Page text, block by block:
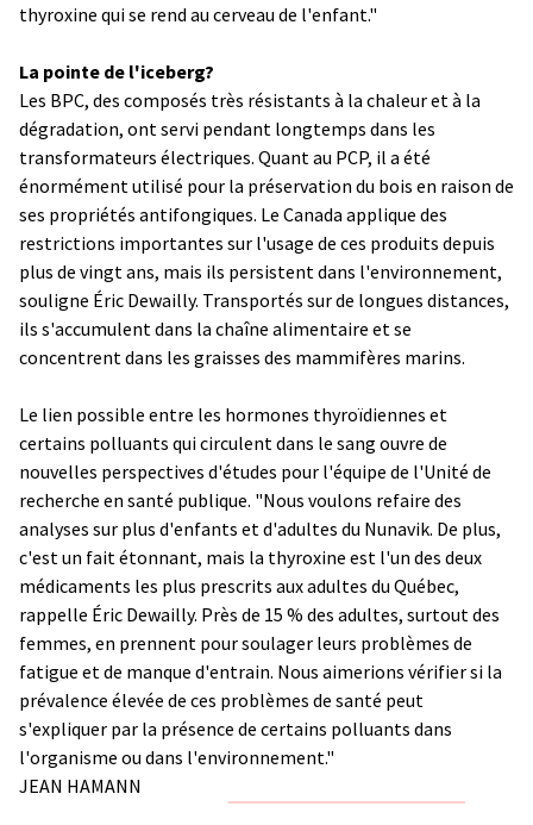
thyroxine qui se rend au cerveau de l'enfant."
La pointe de l'iceberg?
Les BPC, des composés très résistants à la chaleur et à la
dégradation, ont servi pendant longtemps dans les
transformateurs électriques. Quant au PCP, il a été
énormément utilisé pour la préservation du bois en raison de
ses propriétés antifongiques. Le Canada applique des
restrictions importantes sur l'usage de ces produits depuis
plus de vingt ans, mais ils persistent dans l'environnement,
souligne Éric Dewailly. Transportés sur de longues distances,
ils s'accumulent dans la chaîne alimentaire et se
concentrent dans les graisses des mammifères marins.
Le lien possible entre les hormones thyroïdiennes et
certains polluants qui circulent dans le sang ouvre de
nouvelles perspectives d'études pour l'équipe de l'Unité de
recherche en santé publique. "Nous voulons refaire des
analyses sur plus d'enfants et d'adultes du Nunavik. De plus,
c'est un fait étonnant, mais la thyroxine est l'un des deux
médicaments les plus prescrits aux adultes du Québec,
rappelle Éric Dewailly. Près de 15 % des adultes, surtout des
femmes, en prennent pour soulager leurs problèmes de
fatigue et de manque d'entrain. Nous aimerions vérifier si la
prévalence élevée de ces problèmes de santé peut
s'expliquer par la présence de certains polluants dans
l'organisme ou dans l'environnement."
JEAN HAMANN